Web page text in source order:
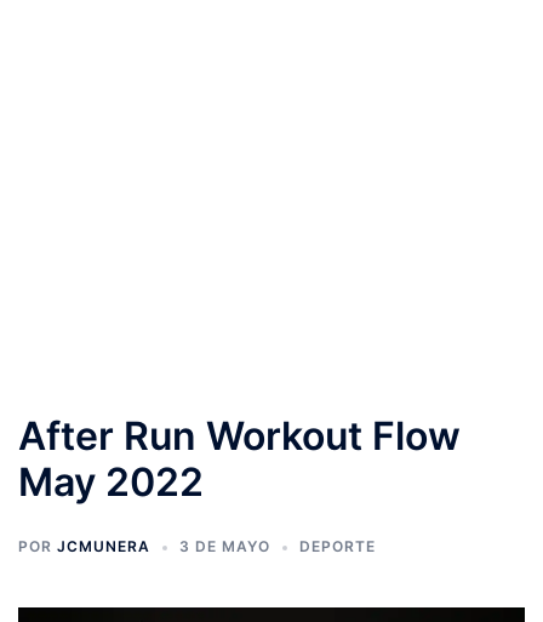
After Run Workout Flow
May 2022
POR JCMUNERA 3 DE MAYO DEPORTE